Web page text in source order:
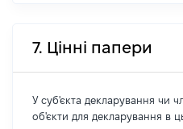
7. Цінні папери
У суб'єкта декларування чи
об'єкти для декларування в